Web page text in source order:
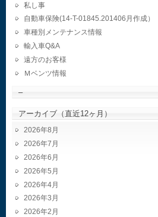
私し事
自動車保険(14-T-01845.201406月作成）
車種別メンテナンス情報
輸入車Q&A
遠方のお客様
Ｍベンツ情報
–
アーカイブ（直近12ヶ月）
2026年8月
2026年7月
2026年6月
2026年5月
2026年4月
2026年3月
2026年2月